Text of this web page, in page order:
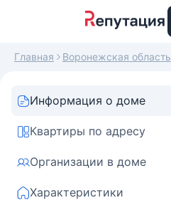
Главная Воронежская область
Информация о доме
Квартиры по адресу
Организации в доме
Характеристики